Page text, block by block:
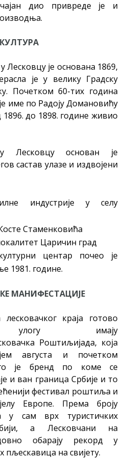
дио привреде је и
КУЛТУРА
Лесковцу је основана 1869,
је у велику Градску
Почетком 60-тих година
име по Радоју Домановићу
1896. до 1898. године живио
Лесковцу основан је
састав улазе и издвојени
индустрије у селу
Стаменковића
Царичин град
центар почео је
1981. године.
МАНИФЕСТАЦИЈЕ
краја готово
улогу имају
Роштиљијада, која
августа и почетком
је бренд по коме се
и ван граница Србије и то
фестивал роштиља и
Европе. Према броју
у сам врх туристичких
а Лесковчани на
обарају рекорд у
пљескавица на свијету.